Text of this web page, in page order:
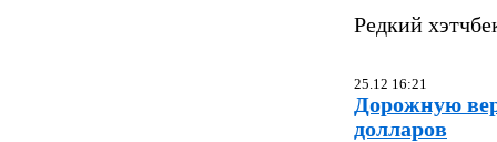
Редкий
25.12 16:21
Дорожную
долларов